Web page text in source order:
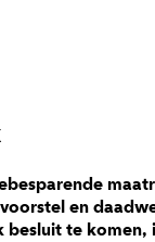
en
te